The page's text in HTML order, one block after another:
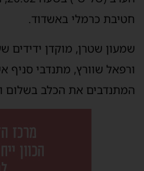
חטיבת כרמלי באשדוד.
שמעון שטרן, מוקדן
ורפאל שוורץ, מתנדבי סניף
המתנדבים את הכלב בשלום